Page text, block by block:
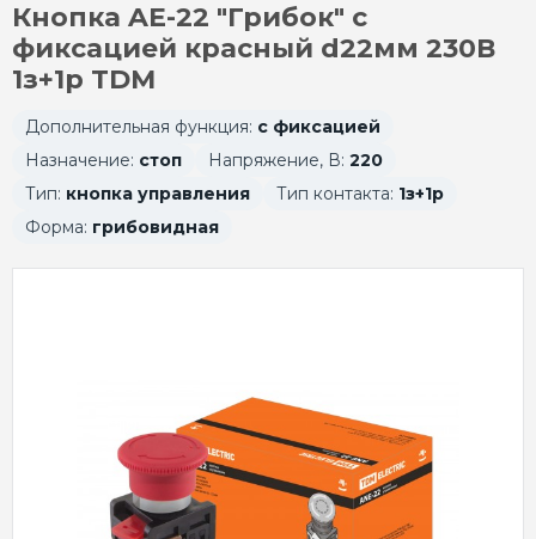
Кнопка AE-22 "Грибок" с
фиксацией красный d22мм 230В
1з+1р TDM
Дополнительная функция: с фиксацией
Назначение: стоп Напряжение, В: 220
Тип: кнопка управления Тип контакта: 1з+1р
Форма: грибовидная